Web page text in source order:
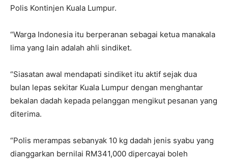
Polis Kontinjen Kuala Lumpur.
“Warga Indonesia itu berperanan sebagai ketua manakala
lima yang lain adalah ahli sindiket.
“Siasatan awal mendapati sindiket itu aktif sejak dua
bulan lepas sekitar Kuala Lumpur dengan menghantar
bekalan dadah kepada pelanggan mengikut pesanan yang
diterima.
“Polis merampas sebanyak 10 kg dadah jenis syabu yang
dianggarkan bernilai RM341,000 dipercayai boleh